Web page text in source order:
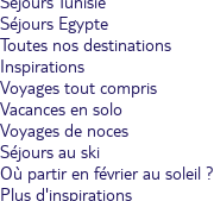
Séjours Egypte
Toutes nos destinations
Inspirations
Voyages tout compris
Vacances en solo
Voyages de noces
Séjours au ski
Où partir en février au soleil ?
Plus d'inspirations